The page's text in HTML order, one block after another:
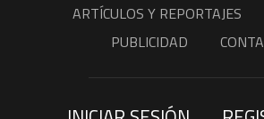
ARTÍCULOS Y REPORTAJES
PUBLICIDAD